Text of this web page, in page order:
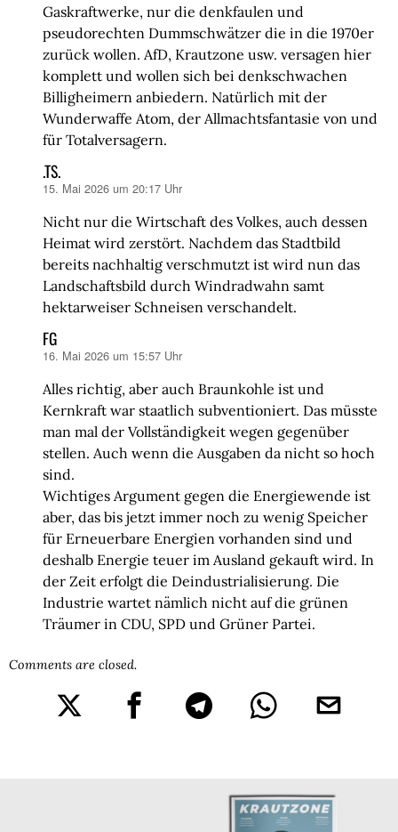
Gaskraftwerke, nur die denkfaulen und
pseudorechten Dummschwätzer die in die 1970er
zurück wollen. AfD, Krautzone usw. versagen hier
komplett und wollen sich bei denkschwachen
Billigheimern anbiedern. Natürlich mit der
Wunderwaffe Atom, der Allmachtsfantasie von und
für Totalversagern.
.TS.
sagt:
15. Mai 2026 um 20:17 Uhr
Nicht nur die Wirtschaft des Volkes, auch dessen
Heimat wird zerstört. Nachdem das Stadtbild
bereits nachhaltig verschmutzt ist wird nun das
Landschaftsbild durch Windradwahn samt
hektarweiser Schneisen verschandelt.
FG
sagt:
16. Mai 2026 um 15:57 Uhr
Alles richtig, aber auch Braunkohle ist und
Kernkraft war staatlich subventioniert. Das müsste
man mal der Vollständigkeit wegen gegenüber
stellen. Auch wenn die Ausgaben da nicht so hoch
sind.
Wichtiges Argument gegen die Energiewende ist
aber, das bis jetzt immer noch zu wenig Speicher
für Erneuerbare Energien vorhanden sind und
deshalb Energie teuer im Ausland gekauft wird. In
der Zeit erfolgt die Deindustrialisierung. Die
Industrie wartet nämlich nicht auf die grünen
Träumer in CDU, SPD und Grüner Partei.
Comments are closed.